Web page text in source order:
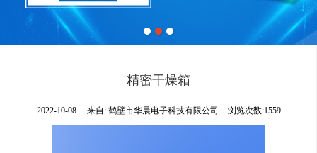
精密干燥箱
2022-10-08 来自: 鹤壁市华晨电子科技有限公司 浏览次数:1559